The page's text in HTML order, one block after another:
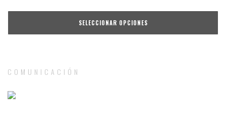
SELECCIONAR OPCIONES
COMUNICACIÓN